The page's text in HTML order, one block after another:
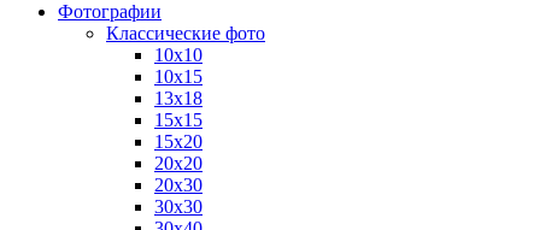
Фотографии
Классические фото
10х10
10х15
13х18
15х15
15х20
20х20
20х30
30х30